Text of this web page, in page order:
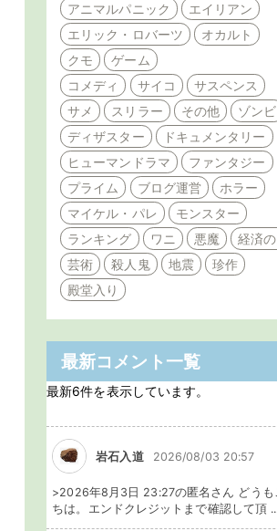
アニマルパニック
エイリアン
エリック・ロバーツ
オカルト
クモ
ゲーム
コメディ
サイコ
サスペンス
サメ
スリラー その他
ゾンビ
ディザスター
ドキュメンタリー
ヒューマンドラマ
ファンタジー
プライム
ブログ運営
ホラー
マイケル・パレ
モンスター
ランキング
ワニ 悪魔
経済
芸術
殺人鬼 地震
珍作
殿堂入り
最新コメント一覧
最新6件を表示しています。
岩石入道 2026/08/03 20:57
>2026年8月3日 23:27の匿名さん どうも
ちは。エンドクレジットまで確認して頂 ...